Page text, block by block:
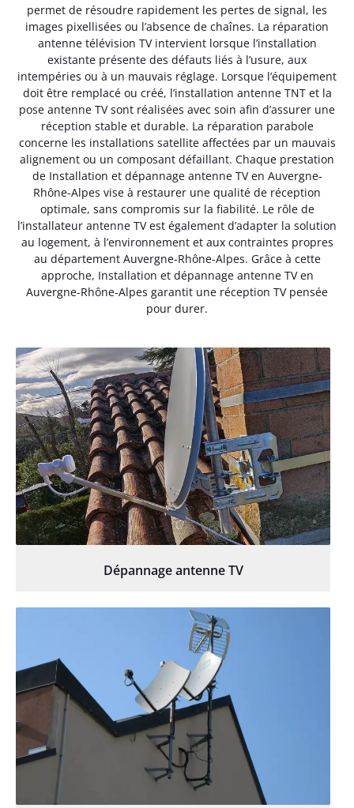
permet de résoudre rapidement les pertes de signal, les
images pixellisées ou l’absence de chaînes. La réparation
antenne télévision TV intervient lorsque l’installation
existante présente des défauts liés à l’usure, aux
intempéries ou à un mauvais réglage. Lorsque l’équipement
doit être remplacé ou créé, l’installation antenne TNT et la
pose antenne TV sont réalisées avec soin afin d’assurer une
réception stable et durable. La réparation parabole
concerne les installations satellite affectées par un mauvais
alignement ou un composant défaillant. Chaque prestation
de Installation et dépannage antenne TV en Auvergne-
Rhône-Alpes vise à restaurer une qualité de réception
optimale, sans compromis sur la fiabilité. Le rôle de
l’installateur antenne TV est également d’adapter la solution
au logement, à l’environnement et aux contraintes propres
au département Auvergne-Rhône-Alpes. Grâce à cette
approche, Installation et dépannage antenne TV en
Auvergne-Rhône-Alpes garantit une réception TV pensée
pour durer.
Dépannage antenne TV